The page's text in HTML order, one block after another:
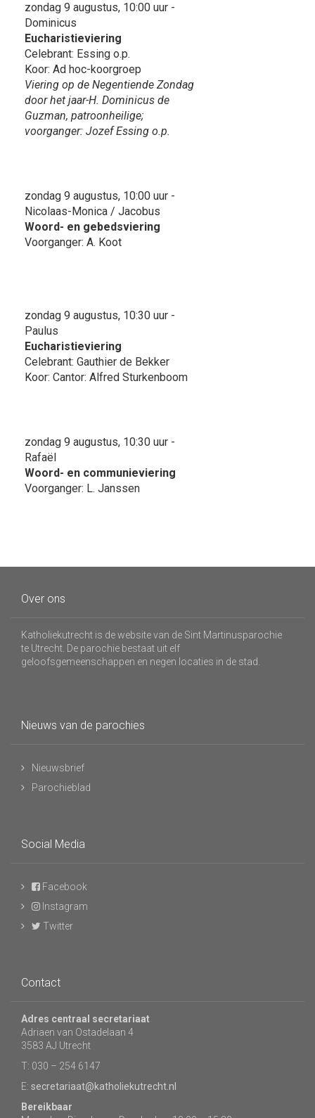
zondag 9 augustus, 10:00 uur -
Dominicus
Eucharistieviering
Celebrant: Essing o.p.
Koor: Ad hoc-koorgroep
Viering op de Negentiende Zondag
door het jaar-H. Dominicus de
Guzman, patroonheilige;
voorganger: Jozef Essing o.p.
zondag 9 augustus, 10:00 uur -
Nicolaas-Monica / Jacobus
Woord- en gebedsviering
Voorganger: A. Koot
zondag 9 augustus, 10:30 uur -
Paulus
Eucharistieviering
Celebrant: Gauthier de Bekker
Koor: Cantor: Alfred Sturkenboom
zondag 9 augustus, 10:30 uur -
Rafaël
Woord- en communieviering
Voorganger: L. Janssen
Over ons
Katholiekutrecht is de website van de Sint Martinusparochie
te Utrecht. De parochie bestaat uit elf
geloofsgemeenschappen en negen locaties in de stad.
Nieuws van de parochies
Nieuwsbrief
Parochieblad
Social Media
Facebook
Instagram
Twitter
Contact
Adres centraal secretariaat
Adriaen van Ostadelaan 4
3583 AJ Utrecht
T: 030 – 254 6147
E: secretariaat@katholiekutrecht.nl
Bereikbaar